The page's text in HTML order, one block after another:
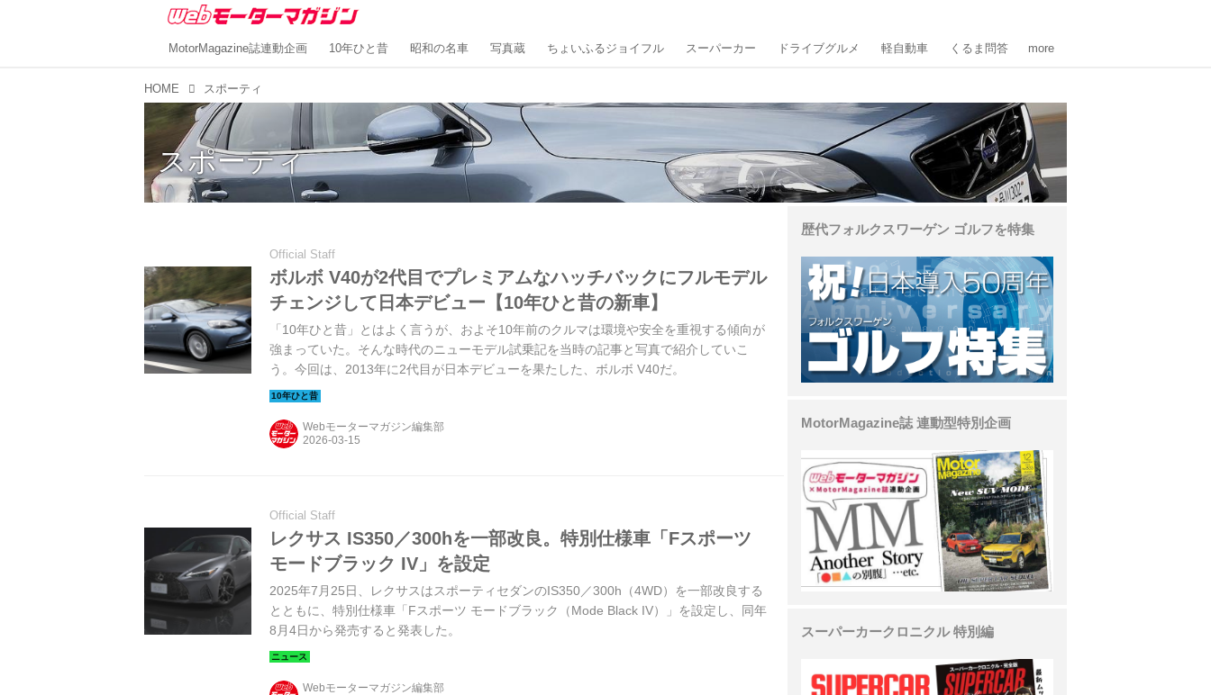
MotorMagazine誌連動企画 10年ひと昔 昭和の名車 写真蔵 ちょいふるジョイフル スーパーカー ドライブグルメ 軽自動車 くるま問答 more
HOME スポーティ
スポーティ
Official Staff
ボルボ V40が2代目でプレミアムなハッチバックにフルモデル
チェンジして日本デビュー【10年ひと昔の新車】
「10年ひと昔」とはよく言うが、およそ10年前のクルマは環境や安全を重視する傾向が
強まっていた。そんな時代のニューモデル試乗記を当時の記事と写真で紹介していこ
う。今回は、2013年に2代目が日本デビューを果たした、ボルボ V40だ。
Webモーターマガジン編集部
Official Staff
レクサス IS350／300hを一部改良。特別仕様車「Fスポーツ
モードブラック IV」を設定
2025年7月25日、レクサスはスポーティセダンのIS350／300h（4WD）を一部改良する
とともに、特別仕様車「Fスポーツ モードブラック（Mode Black IV）」を設定し、同年
8月4日から発売すると発表した。
Webモーターマガジン編集部
歴代フォルクスワーゲン ゴルフを特集
MotorMagazine誌 連動型特別企画
スーパーカークロニクル 特別編